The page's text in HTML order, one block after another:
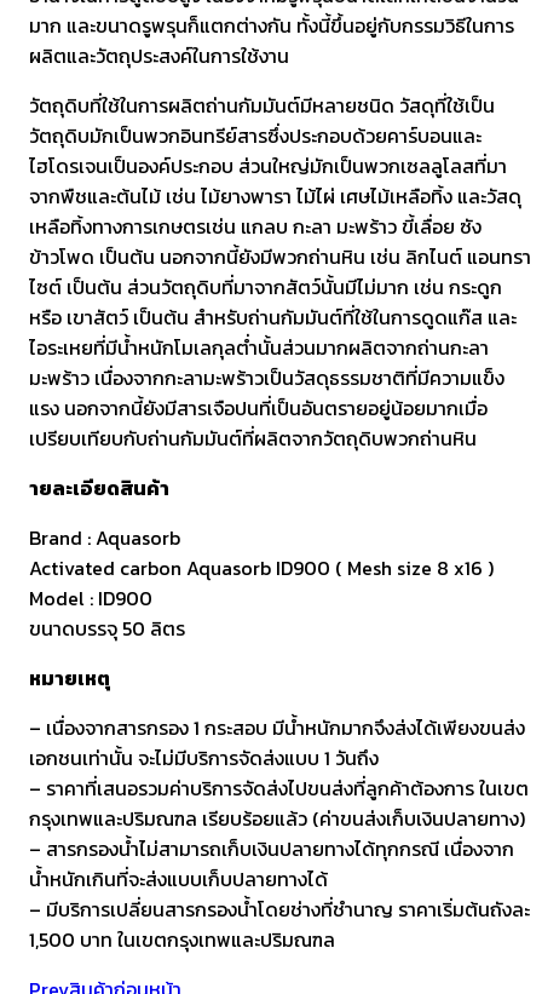
มาก และขนาดรูพรุนก็แตกต่างกัน ทั้งนี้ขึ้นอยู่กับกรรมวิธีในการ
ผลิตและวัตถุประสงค์ในการใช้งาน
วัตถุดิบที่ใช้ในการผลิตถ่านกัมมันต์มีหลายชนิด วัสดุที่ใช้เป็น
วัตถุดิบมักเป็นพวกอินทรีย์สารซึ่งประกอบด้วยคาร์บอนและ
ไฮโดรเจนเป็นองค์ประกอบ ส่วนใหญ่มักเป็นพวกเซลลูโลสที่มา
จากพืชและต้นไม้ เช่น ไม้ยางพารา ไม้ไผ่ เศษไม้เหลือทิ้ง และวัสดุ
เหลือทิ้งทางการเกษตรเช่น แกลบ กะลา มะพร้าว ขี้เลื่อย ซัง
ข้าวโพด เป็นต้น นอกจากนี้ยังมีพวกถ่านหิน เช่น ลิกไนต์ แอนทรา
ไซต์ เป็นต้น ส่วนวัตถุดิบที่มาจากสัตว์นั้นมีไม่มาก เช่น กระดูก
หรือ เขาสัตว์ เป็นต้น สําหรับถ่านกัมมันต์ที่ใช้ในการดูดแก๊ส และ
ไอระเหยที่มีน้ำหนักโมเลกุลต่ำนั้นส่วนมากผลิตจากถ่านกะลา
มะพร้าว เนื่องจากกะลามะพร้าวเป็นวัสดุธรรมชาติที่มีความแข็ง
แรง นอกจากนี้ยังมีสารเจือปนที่เป็นอันตรายอยู่น้อยมากเมื่อ
เปรียบเทียบกับถ่านกัมมันต์ที่ผลิตจากวัตถุดิบพวกถ่านหิน
ายละเอียดสินค้า
Brand : Aquasorb
Activated carbon Aquasorb ID900 ( Mesh size 8 x16 )
Model : ID900
ขนาดบรรจุ 50 ลิตร
หมายเหตุ
– เนื่องจากสารกรอง 1 กระสอบ มีน้ำหนักมากจึงส่งได้เพียงขนส่ง
เอกชนเท่านั้น จะไม่มีบริการจัดส่งแบบ 1 วันถึง
– ราคาที่เสนอรวมค่าบริการจัดส่งไปขนส่งที่ลูกค้าต้องการ ในเขต
กรุงเทพและปริมณฑล เรียบร้อยแล้ว (ค่าขนส่งเก็บเงินปลายทาง)
– สารกรองน้ำไม่สามารถเก็บเงินปลายทางได้ทุกกรณี เนื่องจาก
น้ำหนักเกินที่จะส่งแบบเก็บปลายทางได้
– มีบริการเปลี่ยนสารกรองน้ำโดยช่างที่ชำนาญ ราคาเริ่มต้นถังละ
1,500 บาท ในเขตกรุงเทพและปริมณฑล